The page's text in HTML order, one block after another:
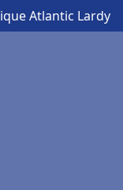
Atlantic Lardy